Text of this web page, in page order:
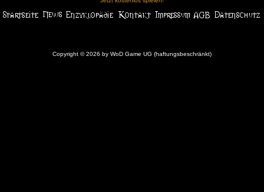
Copyright © 2026 by WoD Game UG (haftungsbeschränkt)